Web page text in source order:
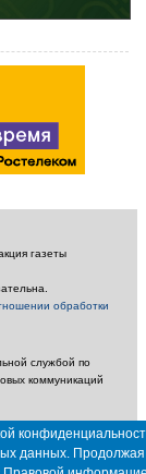
газеты
обработки
службой по
коммуникаций
газеты «Калужская
данных. Продолжая